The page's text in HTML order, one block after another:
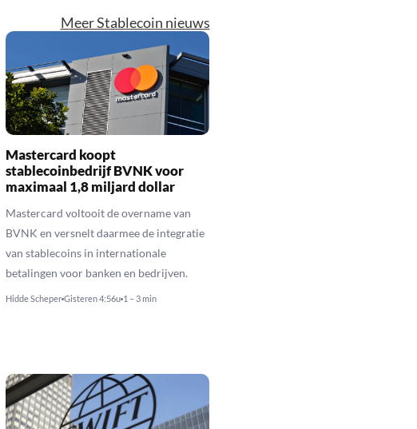
Meer Stablecoin nieuws
Mastercard koopt
stablecoinbedrijf BVNK voor
maximaal 1,8 miljard dollar
Mastercard voltooit de overname van
BVNK en versnelt daarmee de integratie
van stablecoins in internationale
betalingen voor banken en bedrijven.
Hidde Scheper Gisteren 4:56u 1 – 3 min